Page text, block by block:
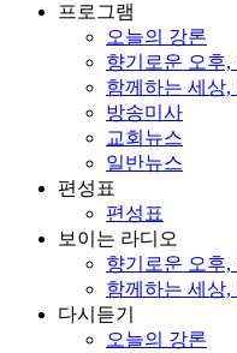
프로그램
오늘의 강론
향기로운 오후,
함께하는 세상,
방송미사
교회뉴스
일반뉴스
편성표
편성표
보이는 라디오
향기로운 오후,
함께하는 세상,
다시듣기
오늘의 강론